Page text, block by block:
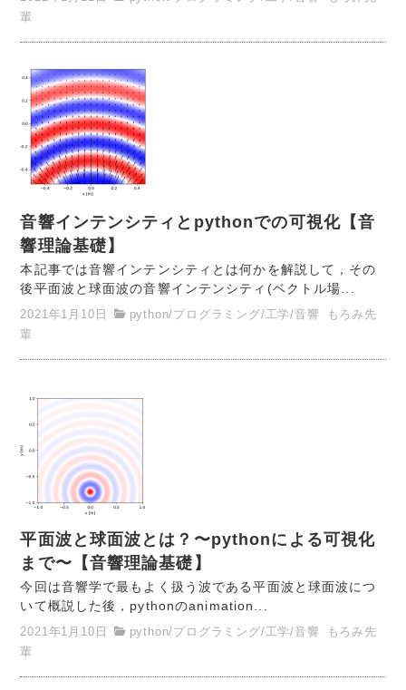
輩
音響インテンシティとpythonでの可視化【音
響理論基礎】
本記事では音響インテンシティとは何かを解説して，その
後平面波と球面波の音響インテンシティ(ベクトル場...
2021年1月10日
python/プログラミング/工学/音響
もろみ先
輩
平面波と球面波とは？〜pythonによる可視化
まで〜【音響理論基礎】
今回は音響学で最もよく扱う波である平面波と球面波につ
いて概説した後，pythonのanimation...
2021年1月10日
python/プログラミング/工学/音響
もろみ先
輩